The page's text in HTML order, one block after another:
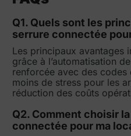
Q1. Quels sont les
serrure connectée
Les principaux avantages
grâce à l’automatisation
renforcée avec des codes
moins de stress pour les
réduction des coûts
Q2. Comment choisir
connectée pour ma